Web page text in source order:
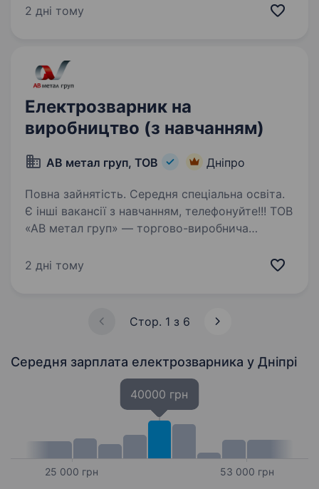
та інші конструкції на металевому зварному
2 дні тому
Електрозварник на
виробництво (з навчанням)
АВ метал груп, ТОВ Дніпро
Повна зайнятість. Середня спеціальна освіта.
Є інші вакансії з навчанням, телефонуйте!!! ТОВ
«АВ метал груп» — торгово-виробнича
колективу працівників нового
2 дні тому
Стор. 1 з 6
Середня зарплата електрозварника у Дніпрі
25 000 грн
40000 грн
53 000 грн